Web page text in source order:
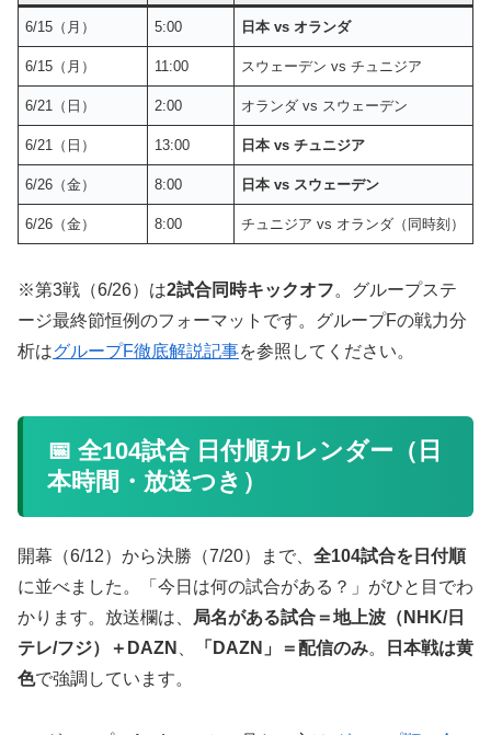
6/15（月） 5:00 日本 vs オランダ
6/15（月） 11:00 スウェーデン vs チュニジア
6/21（日） 2:00 オランダ vs スウェーデン
6/21（日） 13:00 日本 vs チュニジア
6/26（金） 8:00 日本 vs スウェーデン
6/26（金） 8:00 チュニジア vs オランダ（同時刻）
※第3戦（6/26）は2試合同時キックオフ。グループステ
ージ最終節恒例のフォーマットです。グループFの戦力分
析はグループF徹底解説記事を参照してください。
📅 全104試合 日付順カレンダー（日
本時間・放送つき）
開幕（6/12）から決勝（7/20）まで、 全104試合を日付順
に並べました。「今日は何の試合がある？」がひと目でわ
かります。放送欄は、
局名がある試合＝地上波（NHK/日
テレ/フジ）＋DAZN
「DAZN」＝配信のみ。
日本戦は黄
色で強調しています。